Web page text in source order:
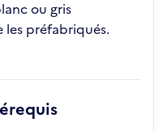
ou gris
les préfabriqués.